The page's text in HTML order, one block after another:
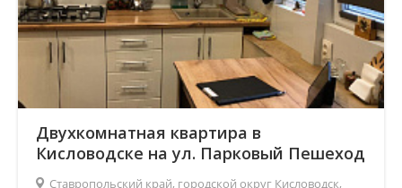
Двухкомнатная квартира в
Кисловодске на ул. Парковый Пешеход
| Код 5030
Ставропольский край, городской округ Кисловодск,